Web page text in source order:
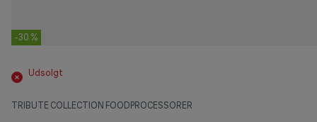
-30 %
Udsolgt
TRIBUTE COLLECTION FOODPROCESSORER